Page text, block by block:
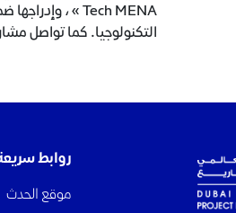
التكنولوجيا. كما تواصل
روابط
موقع الحدث